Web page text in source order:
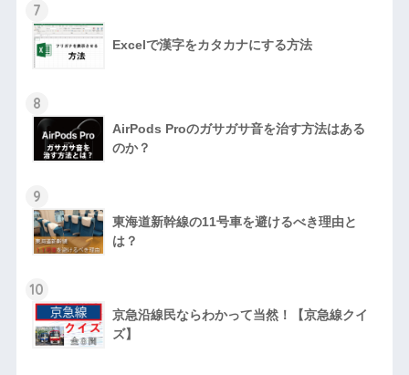
7
Excelで漢字をカタカナにする方法
8
AirPods Proのガサガサ音を治す方法はある
のか？
9
東海道新幹線の11号車を避けるべき理由と
は？
10
京急沿線民ならわかって当然！【京急線クイ
ズ】